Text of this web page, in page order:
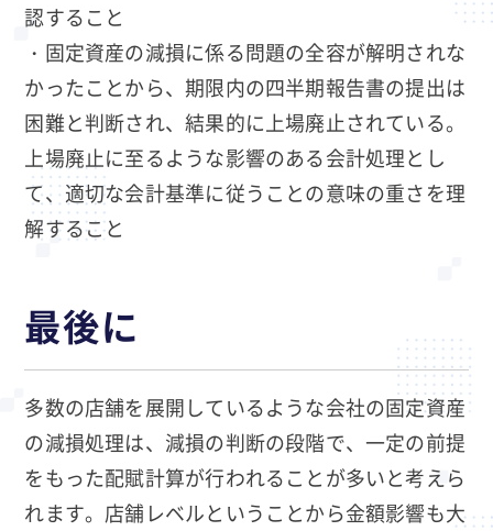
認すること
・固定資産の減損に係る問題の全容が解明されな
かったことから、期限内の四半期報告書の提出は
困難と判断され、結果的に上場廃止されている。
上場廃止に至るような影響のある会計処理とし
て、適切な会計基準に従うことの意味の重さを理
解すること
最後に
多数の店舗を展開しているような会社の固定資産
の減損処理は、減損の判断の段階で、一定の前提
をもった配賦計算が行われることが多いと考えら
れます。店舗レベルということから金額影響も大